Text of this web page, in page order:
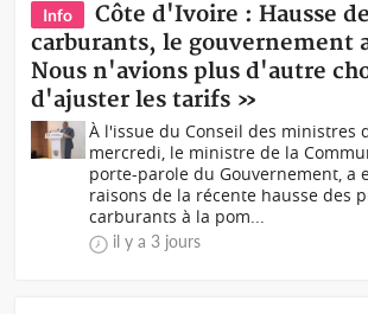
Info
Côte d'Ivoire : Hausse
carburants, le gouvernement
Nous n'avions plus d'autre
d'ajuster les tarifs »
À l'issue du Conseil des ministres
mercredi, le ministre de la
porte-parole du Gouvernement, a
raisons de la récente hausse des
carburants à la pom...
il y a 3 jours